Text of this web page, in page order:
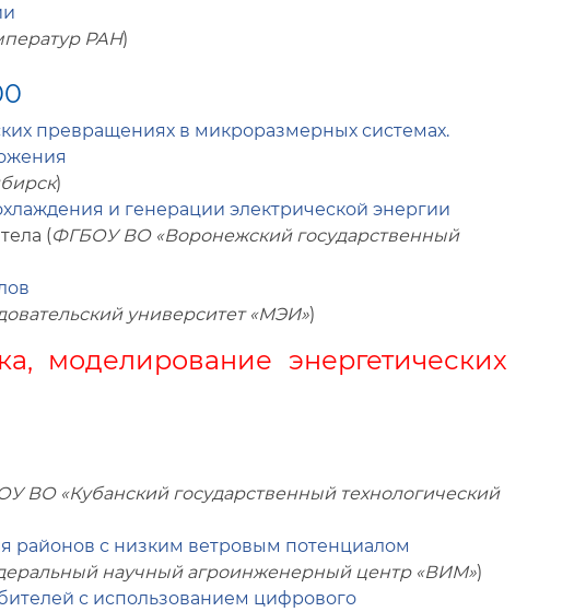
РАН)
превращениях в микроразмерных системах.
)
и генерации электрической энергии
(ФГБОУ ВО «Воронежский государственный
университет «МЭИ»)
моделирование энергетических
ВО «Кубанский государственный технологический
районов с низким ветровым потенциалом
научный агроинженерный центр «ВИМ»)
с использованием цифрового